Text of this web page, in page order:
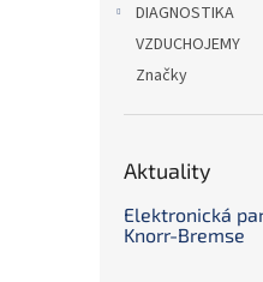
DIAGNOSTIKA
VZDUCHOJEMY
Značky
Aktuality
Elektronická
Knorr-Bremse